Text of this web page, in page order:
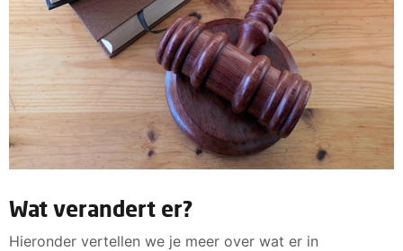
Wat verandert er?
Hieronder vertellen we je meer over wat er in